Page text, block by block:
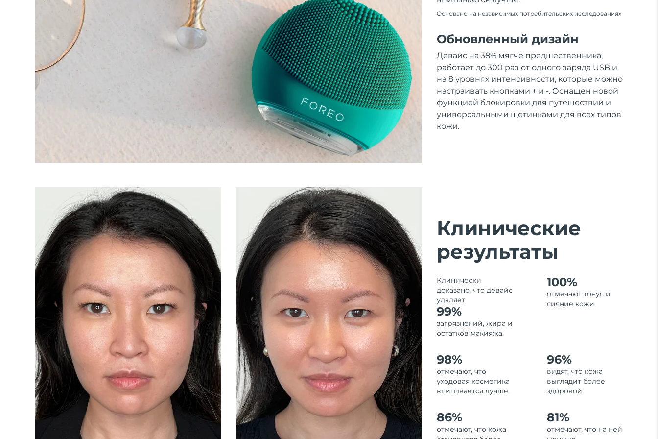
Основано на независимых потребительских исследованиях
Обновленный дизайн
Девайс на 38% мягче предшественника,
работает до 300 раз от одного заряда USB и
на 8 уровнях интенсивности, которые можно
настраивать кнопками + и -. Оснащен новой
функцией блокировки для путешествий и
универсальными щетинками для всех типов
кожи.
Клинические
результаты
Клинически
доказано, что девайс
удаляет
99%
загрязнений, жира и
остатков макияжа.
100%
отмечают тонус и
сияние кожи.
98%
отмечают, что
уходовая косметика
впитывается лучше.
96%
видят, что кожа
выглядит более
здоровой.
86%
отмечают, что кожа
81%
отмечают, что на ней